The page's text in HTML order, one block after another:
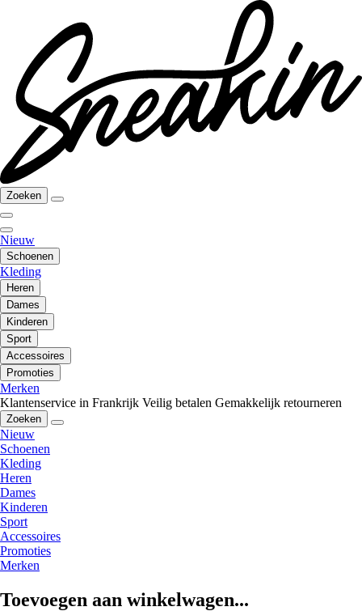
Zoeken
Nieuw
Schoenen
Kleding
Heren
Dames
Kinderen
Sport
Accessoires
Promoties
Merken
Klantenservice in Frankrijk Veilig betalen Gemakkelijk retourneren
Zoeken
Nieuw
Schoenen
Kleding
Heren
Dames
Kinderen
Sport
Accessoires
Promoties
Merken
Toevoegen aan winkelwagen...